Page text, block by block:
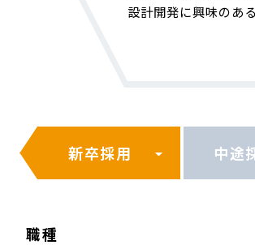
設計開発に興味のあ
新卒採用 中途
職種